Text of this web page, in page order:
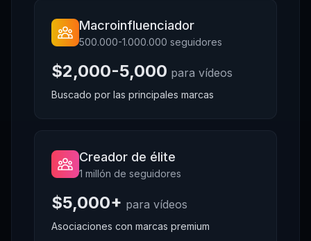
Macroinfluenciador
500.000-1.000.000 seguidores
$2,000-5,000 para vídeos
Buscado por las principales marcas
Creador de élite
1 millón de seguidores
$5,000+ para vídeos
Asociaciones con marcas premium